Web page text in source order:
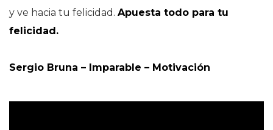
y ve hacia tu felicidad. Apuesta todo para tu
felicidad.
Sergio Bruna – Imparable – Motivación